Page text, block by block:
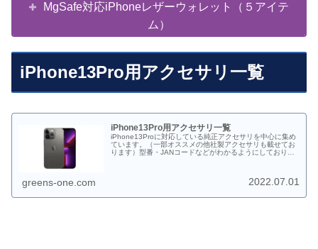
MgSafe対応iPhoneレザーウォレット（５アイテ
ム）
iPhone13Pro用アクセサリ一覧
iPhone13Pro用アクセサリ一覧
iPhone13Proに対応している純正アクセサリを中心に集め
ています。（一部オススメの他社製アクセサリも載せてお
ります）型番・JANコードなどがわかるようにしておりま
greens-one.com 2022.07.01